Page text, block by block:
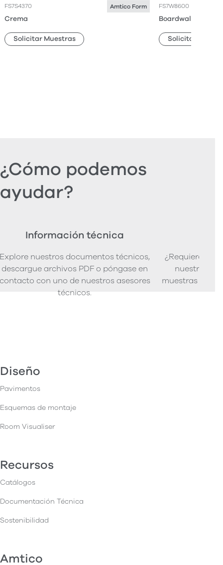
FS7S4370 Amtico Form
Crema
Solicitar Muestras
FS7W8600
Boardwalk Oak
Solicitar
¿Cómo podemos
ayudar?
Información técnica
Explore nuestros documentos técnicos,
descargue archivos PDF o póngase en
con uno de nuestros asesores
técnicos.
¿Requiere
nuestra
muestras de
Diseño
Pavimentos
Esquemas de montaje
Room Visualiser
Recursos
Catálogos
Documentación Técnica
Sostenibilidad
Amtico